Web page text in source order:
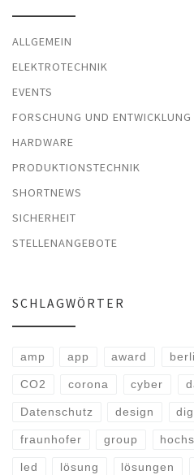
ALLGEMEIN
ELEKTROTECHNIK
EVENTS
FORSCHUNG UND ENTWICKLUNG
HARDWARE
PRODUKTIONSTECHNIK
SHORTNEWS
SICHERHEIT
STELLENANGEBOTE
SCHLAGWÖRTER
amp app award
CO2 corona cyber
Datenschutz design
fraunhofer group
led lösung lösungen